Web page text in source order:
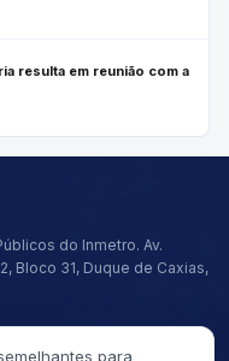
resulta em reunião com a
do Inmetro. Av.
Bloco 31, Duque de Caxias,
para